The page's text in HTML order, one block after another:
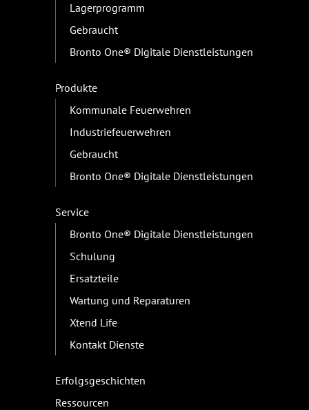
Lagerprogramm
Gebraucht
Bronto One® Digitale Dienstleistungen
Produkte
Kommunale Feuerwehren
Industriefeuerwehren
Gebraucht
Bronto One® Digitale Dienstleistungen
Service
Bronto One® Digitale Dienstleistungen
Schulung
Ersatzteile
Wartung und Reparaturen
Xtend Life
Kontakt Dienste
Erfolgsgeschichten
Ressourcen